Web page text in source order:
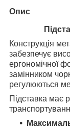
Опис
Конструкція
забезпечує
ергономічної
замінником
регулюються
Підставка має